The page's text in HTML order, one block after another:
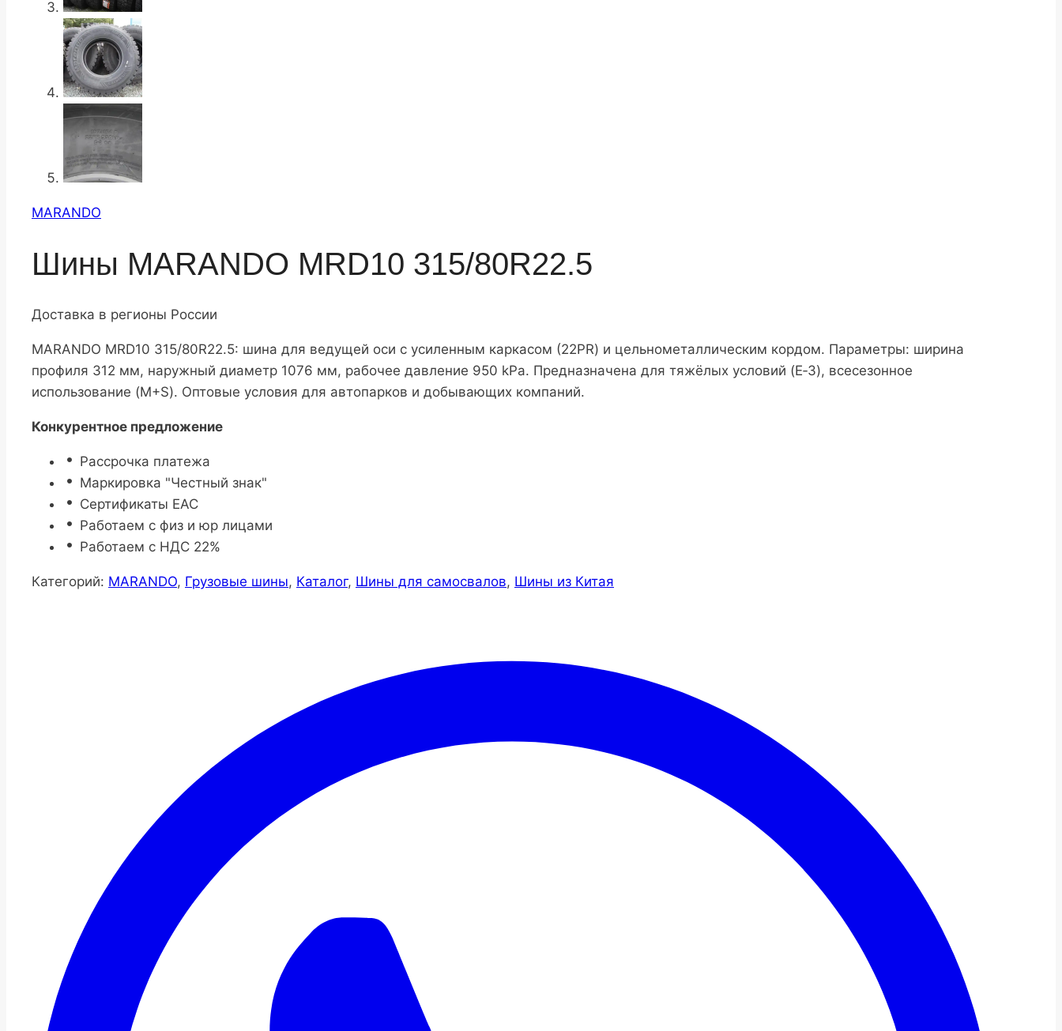
MARANDO
Шины MARANDO MRD10 315/80R22.5
Доставка в регионы России
MARANDO MRD10 315/80R22.5: шина для ведущей оси с усиленным каркасом (22PR) и цельнометаллическим кордом. Параметры: ширина
профиля 312 мм, наружный диаметр 1076 мм, рабочее давление 950 kPa. Предназначена для тяжёлых условий (E‑3), всесезонное
использование (M+S). Оптовые условия для автопарков и добывающих компаний.
Конкурентное предложение
Рассрочка платежа
Маркировка "Честный знак"
Сертификаты ЕАС
Работаем с физ и юр лицами
Работаем с НДС 22%
Категорий: MARANDO, Грузовые шины, Каталог, Шины для самосвалов, Шины из Китая